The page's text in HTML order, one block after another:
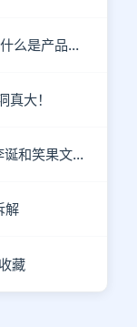
12种产品经理的思维方式，让你清楚了解什么是产品思维
大！
2亿年轻人追捧的脱口秀，为何难“复制”李诞和笑果文化？
解
藏